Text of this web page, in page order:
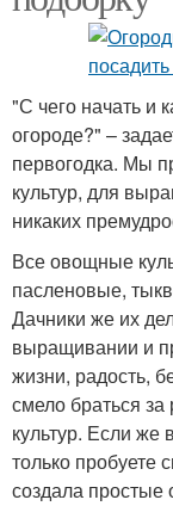
"С чего начать и
огороде?" –
первогодка. Мы
культур, для
никаких
Все овощные
пасленовые,
Дачники же их
выращивании и
жизни, радость,
смело браться
культур. Если же
только пробуете
создала простые